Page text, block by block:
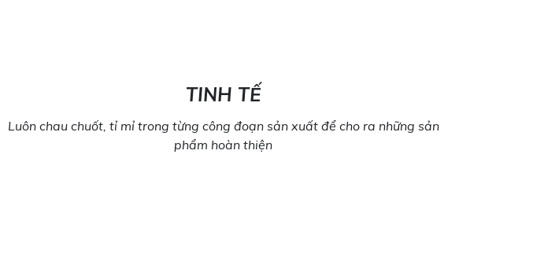
TINH TẾ
Luôn chau chuốt, tỉ mỉ trong từng công đoạn sản xuất để cho ra những sản
phẩm hoàn thiện